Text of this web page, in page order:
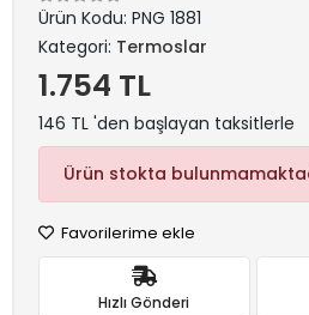
Ürün Kodu: PNG 1881
Kategori: Termoslar
1.754 TL
146 TL 'den başlayan taksitlerle
Ürün stokta
Favorilerime ekle
Hızlı Gönderi